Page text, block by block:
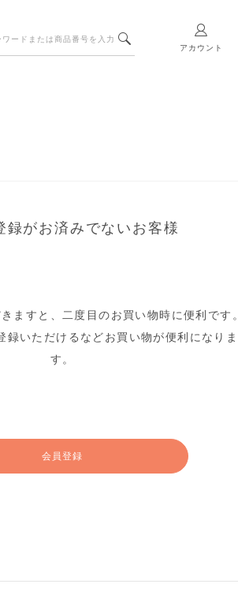
アカウント
録がお済みでないお客様
ますと、二度目のお買い物時に便利です。
録いただけるなどお買い物が便利になりま
す。
会員登録